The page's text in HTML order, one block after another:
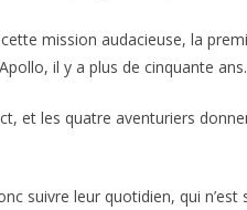
mission audacieuse, la
il y a plus de cinquante ans.
et les quatre aventuriers
suivre leur quotidien, qui